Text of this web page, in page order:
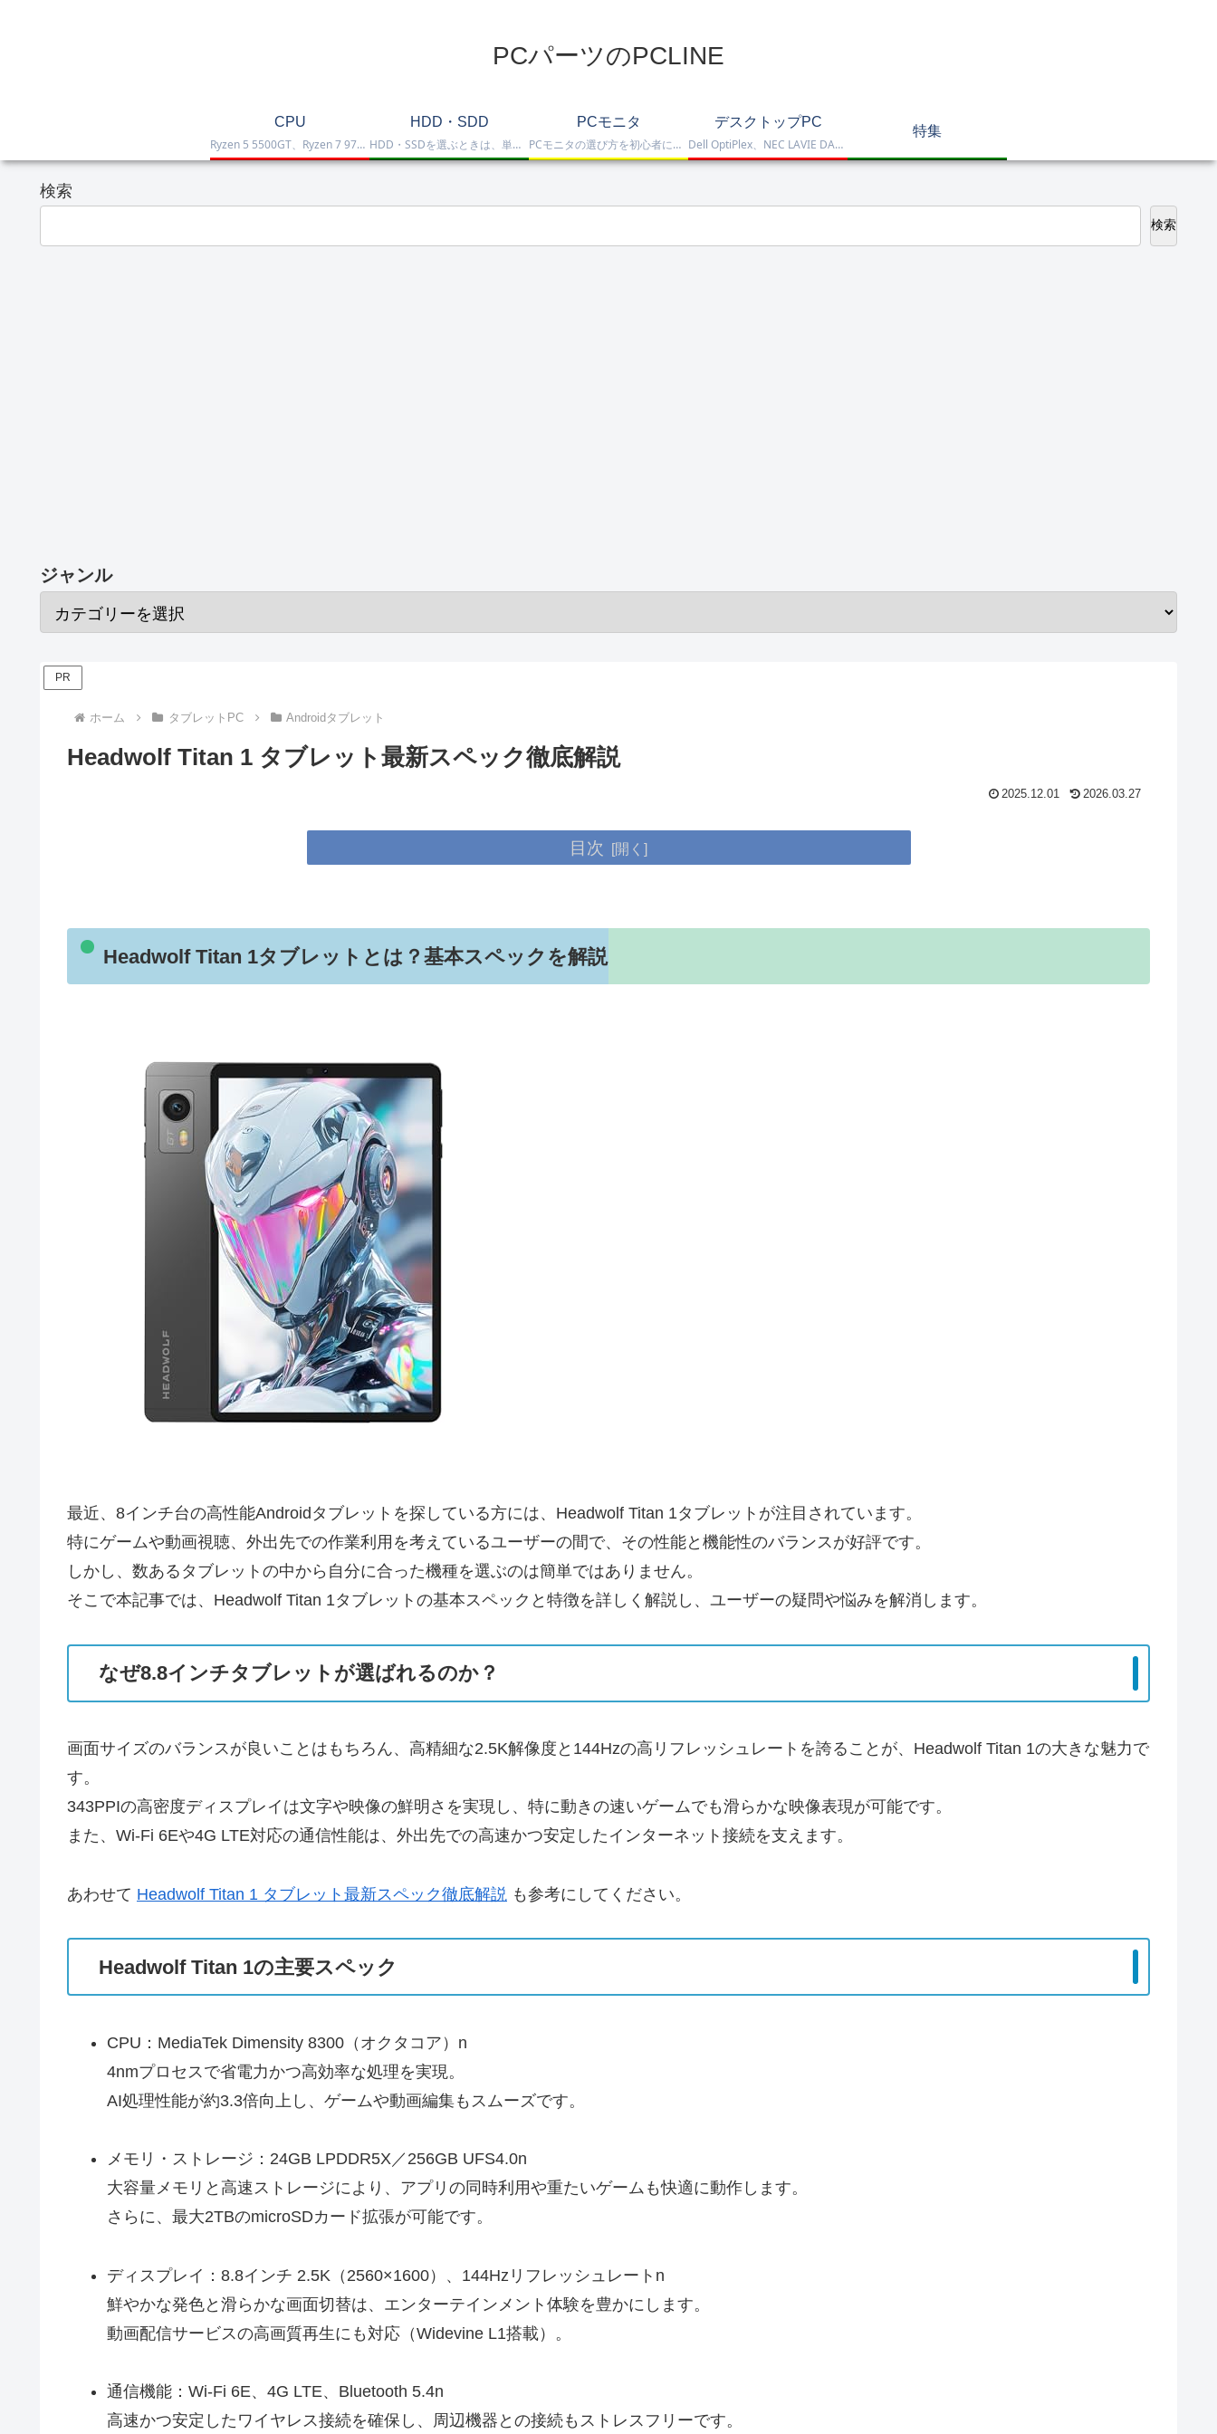
PCパーツのPCLINE
CPU
Ryzen 5 5500GT、Ryzen 7 9700X、Ryzen 7 9800X3D、Core Ultra 7 265K、Core i5-12400などを掲載したCPU一覧です。性能・価格・用途を比較しながら、自作PCやゲーミング向けの最適な1台を選べます。
HDD・SDD
HDD・SSDを選ぶときは、単に容量だけを見るのではなく、保存重視なのか、高速化したいのか、NAS運用なのか、外付けで使いたいのかまで整理して選ぶことが大切です。このカテゴリでは、HDDとSSDの基本的な違いを踏まえつつ、保存容量をしっかり確保したい方向けのHDD、高速起動や作業効率を重視したい方向けのSSD、さらにNAS向けHDDやNVMe SSD、SATA SSD、外付けストレージまで比較しや…
PCモニタ
PCモニタの選び方を初心者にも分かりやすく解説。ゲーミングモニタ、4K・高画質モニタ、モバイルモニタ、仕事・普段使い向けモニタまで、用途別に比較しやすくまとめています。
デスクトップPC
Dell OptiPlex、NEC LAVIE DA770、HP DT 24-cr2000、ASUS V470VAK、Dell 24 AIO EC24250などを掲載したデスクトップPC一覧です。一体型や整備済み品を比較しながら、用途に合うモデルを選べます。
特集
検索
検索
ジャンル
PR
ホーム タブレットPC Androidタブレット
Headwolf Titan 1 タブレット最新スペック徹底解説
2025.12.01 2026.03.27
目次
Headwolf Titan 1タブレットとは？基本スペックを解説
最近、8インチ台の高性能Androidタブレットを探している方には、Headwolf Titan 1タブレットが注目されています。
特にゲームや動画視聴、外出先での作業利用を考えているユーザーの間で、その性能と機能性のバランスが好評です。
しかし、数あるタブレットの中から自分に合った機種を選ぶのは簡単ではありません。
そこで本記事では、Headwolf Titan 1タブレットの基本スペックと特徴を詳しく解説し、ユーザーの疑問や悩みを解消します。
なぜ8.8インチタブレットが選ばれるのか？
画面サイズのバランスが良いことはもちろん、高精細な2.5K解像度と144Hzの高リフレッシュレートを誇ることが、Headwolf Titan 1の大きな魅力で
す。
343PPIの高密度ディスプレイは文字や映像の鮮明さを実現し、特に動きの速いゲームでも滑らかな映像表現が可能です。
また、Wi-Fi 6Eや4G LTE対応の通信性能は、外出先での高速かつ安定したインターネット接続を支えます。
あわせて Headwolf Titan 1 タブレット最新スペック徹底解説 も参考にしてください。
Headwolf Titan 1の主要スペック
CPU：MediaTek Dimensity 8300（オクタコア）n
4nmプロセスで省電力かつ高効率な処理を実現。
AI処理性能が約3.3倍向上し、ゲームや動画編集もスムーズです。
メモリ・ストレージ：24GB LPDDR5X／256GB UFS4.0n
大容量メモリと高速ストレージにより、アプリの同時利用や重たいゲームも快適に動作します。
さらに、最大2TBのmicroSDカード拡張が可能です。
ディスプレイ：8.8インチ 2.5K（2560×1600）、144Hzリフレッシュレートn
鮮やかな発色と滑らかな画面切替は、エンターテインメント体験を豊かにします。
動画配信サービスの高画質再生にも対応（Widevine L1搭載）。
通信機能：Wi-Fi 6E、4G LTE、Bluetooth 5.4n
高速かつ安定したワイヤレス接続を確保し、周辺機器との接続もストレスフリーです。